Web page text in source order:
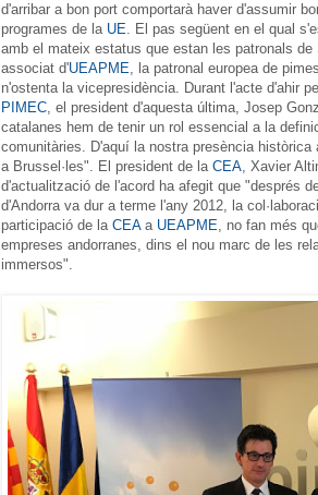
d'arribar a bon port comportarà haver d'assumir
programes de la UE. El pas següent en el qual
amb el mateix estatus que estan les patronals
associat d'UEAPME, la patronal europea de
n'ostenta la vicepresidència. Durant l'acte d'ahir
PIMEC, el president d'aquesta última, Josep
catalanes hem de tenir un rol essencial a la
comunitàries. D'aquí la nostra presència històrica
a Brussel·les". El president de la CEA, Xavier
d'actualització de l'acord ha afegit que "després
d'Andorra va dur a terme l'any 2012, la
participació de la CEAa UEAPME, no fan més
empreses andorranes, dins el nou marc de les
immersos".